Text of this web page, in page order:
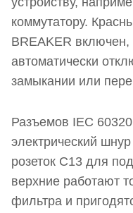
коммутатору.
BREAKER включен,
автоматически
замыкании или
Разъемов IEC
электрический
розеток C13 для
верхние работают
фильтра и